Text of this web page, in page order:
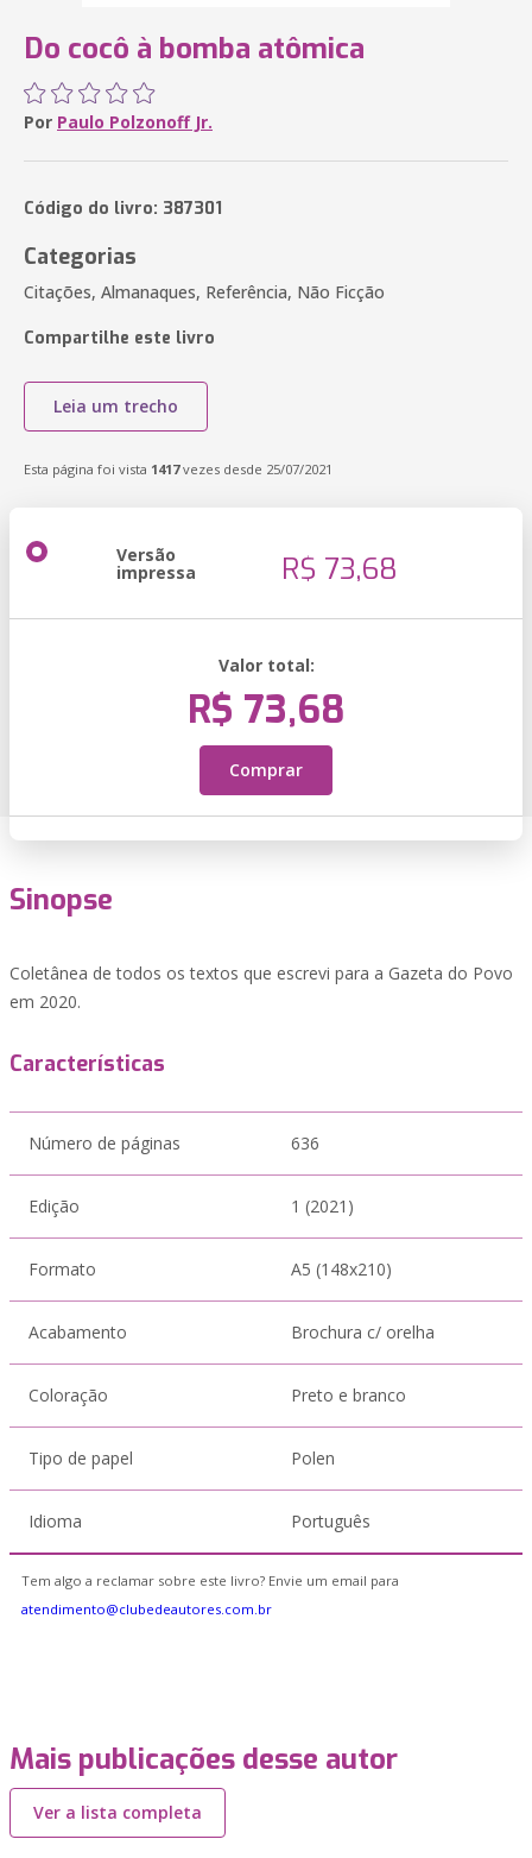
Do cocô à bomba atômica
Por Paulo Polzonoff Jr.
Código do livro: 387301
Categorias
Citações, Almanaques, Referência, Não Ficção
Compartilhe este livro
Leia um trecho
Esta página foi vista 1417vezes desde 25/07/2021
Versão
impressa R$ 73,68
Valor total:
R$ 73,68
Comprar
Sinopse
Coletânea de todos os textos que escrevi para a Gazeta do Povo
em 2020.
Características
Número de páginas 636
Edição 1 (2021)
Formato A5 (148x210)
Acabamento Brochura c/ orelha
Coloração Preto e branco
Tipo de papel Polen
Idioma Português
Tem algo a reclamar sobre este livro? Envie um email para
atendimento@clubedeautores.com.br
Mais publicações desse autor
Ver a lista completa